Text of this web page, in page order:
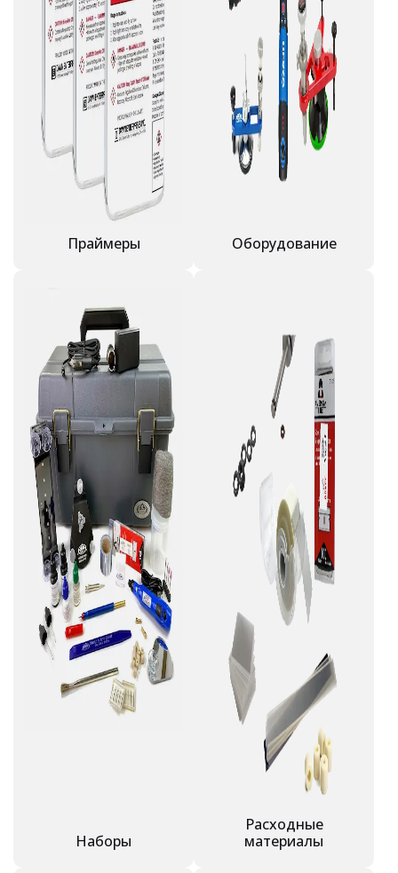
Праймеры Оборудование
Наборы
Расходные
материалы